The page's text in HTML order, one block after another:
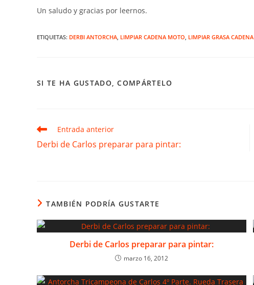
Un saludo y gracias por leernos.
ETIQUETAS: DERBI ANTORCHA LIMPIAR CADENA MOTO LIMPIAR GRASA CADENA
SI TE HA GUSTADO, COMPÁRTELO
Leer
artículos
Entrada anterior
Derbi de Carlos preparar para pintar:
TAMBIÉN PODRÍA GUSTARTE
Derbi de Carlos preparar para pintar:
marzo 16, 2012